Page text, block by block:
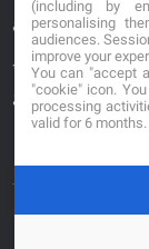
actualizados.
** Los precios
garantiza su
©
(including by
personalising
audiences.
improve your
You can "accept
"cookie" icon.
processing
valid for 6 months.